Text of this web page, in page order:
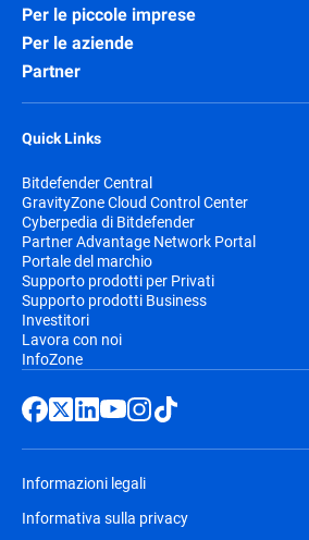
Per le piccole imprese
Per le aziende
Partner
Quick Links
Bitdefender Central
GravityZone Cloud Control Center
Cyberpedia di Bitdefender
Partner Advantage Network Portal
Portale del marchio
Supporto prodotti per Privati
Supporto prodotti Business
Investitori
Lavora con noi
InfoZone
Informazioni legali
Informativa sulla privacy